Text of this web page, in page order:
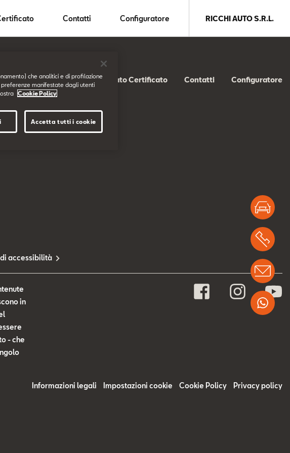
Contatti Configuratore RICCHI AUTO S.R.L.
for BUSINESS
SEAT Business
SEAT Usato Certificato Contatti Configuratore
accessibilità
in
- che
Informazioni legali Impostazioni cookie Cookie Policy Privacy policy
che analitici e di profilazione
manifestate dagli utenti
Cookie Policy
Accetta tutti i cookie